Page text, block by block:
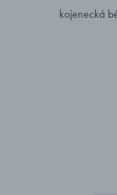
kojenecká